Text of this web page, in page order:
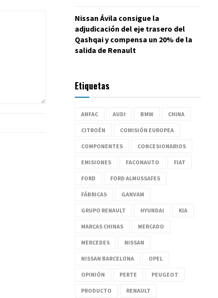
Nissan Ávila consigue la
adjudicación del eje trasero del
Qashqai y compensa un 20% de la
salida de Renault
Etiquetas
ANFAC AUDI BMW CHINA
CITROËN COMISIÓN EUROPEA
COMPONENTES CONCESIONARIOS
EMISIONES FACONAUTO FIAT
FORD FORD ALMUSSAFES
FÁBRICAS GANVAM
GRUPO RENAULT HYUNDAI KIA
MARCAS CHINAS MERCADO
MERCEDES NISSAN
NISSAN BARCELONA OPEL
OPINIÓN PERTE PEUGEOT
PRODUCTO RENAULT